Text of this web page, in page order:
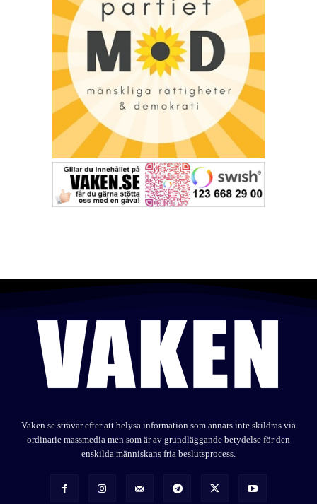
Vaken.se strävar efter att belysa information som annars inte skildras via
ordinarie massmedia men som är av grundläggande betydelse för den
enskilda människans fria beslutsprocess.